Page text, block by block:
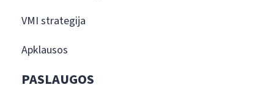
VMI strategija
Apklausos
PASLAUGOS